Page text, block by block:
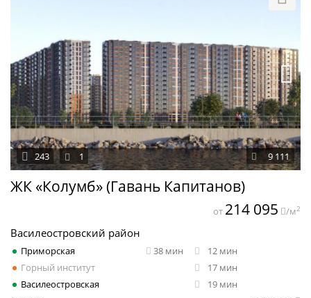
ЖК «Колумб» (Гавань Капитанов)
9 111
243 1
Василеостровский район
Приморская 38 мин
12 мин
Горный институт
17 мин
Василеостровская
19 мин
от 214 095 /м2